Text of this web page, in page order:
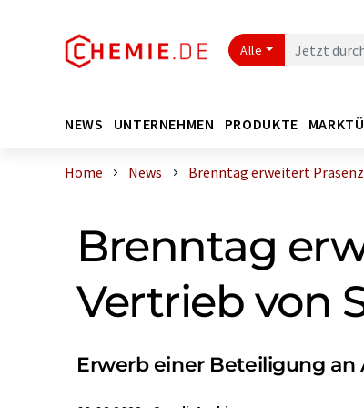
Alle
NEWS UNTERNEHMEN PRODUKTE
Home News Brenntag erweitert Präsenz
Brenntag
Vertrieb von
Erwerb einer Beteiligung an